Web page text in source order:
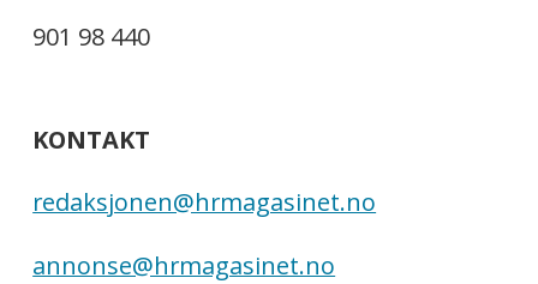
901 98 440
KONTAKT
redaksjonen@hrmagasinet.no
annonse@hrmagasinet.no